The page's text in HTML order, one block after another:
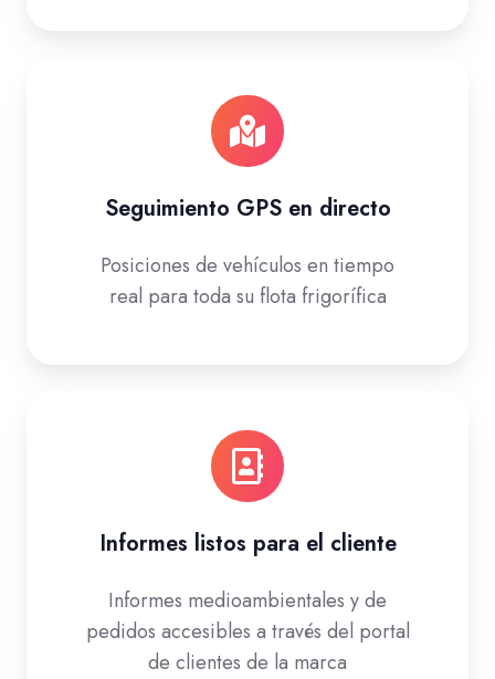
Seguimiento GPS en directo
Posiciones de vehículos en tiempo
real para toda su flota frigorífica
Informes listos para el cliente
Informes medioambientales y de
pedidos accesibles a través del portal
de clientes de la marca